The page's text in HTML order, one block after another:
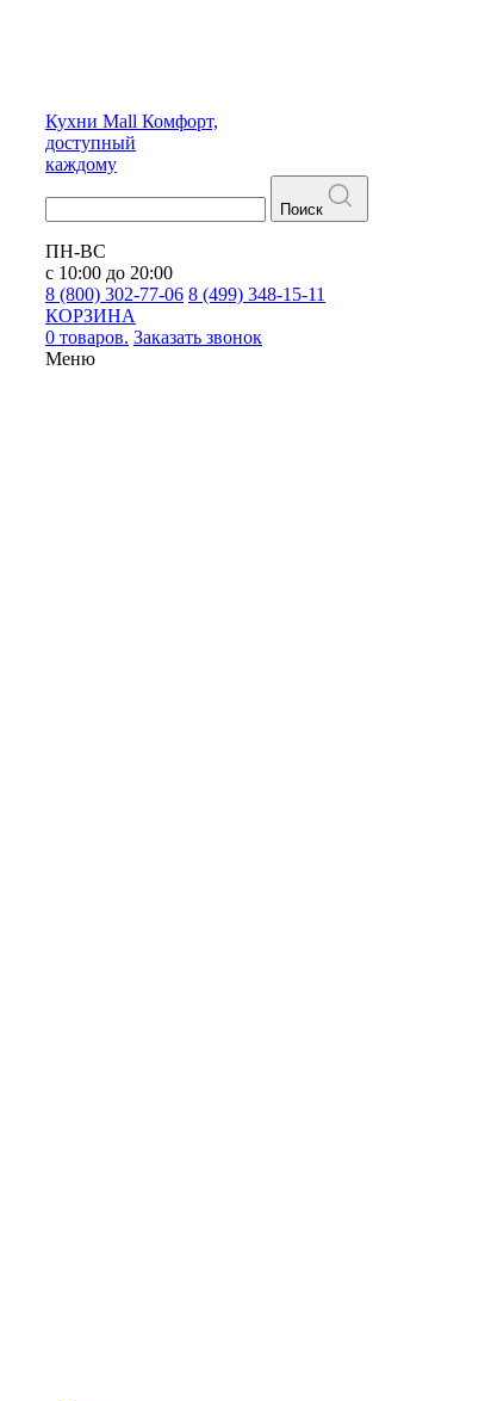
Кухни Mall Комфорт,
доступный
каждому
Поиск
ПН-ВС
с 10:00 до 20:00
8 (800) 302-77-06 8 (499) 348-15-11
КОРЗИНА
0 товаров. Заказать звонок
Меню